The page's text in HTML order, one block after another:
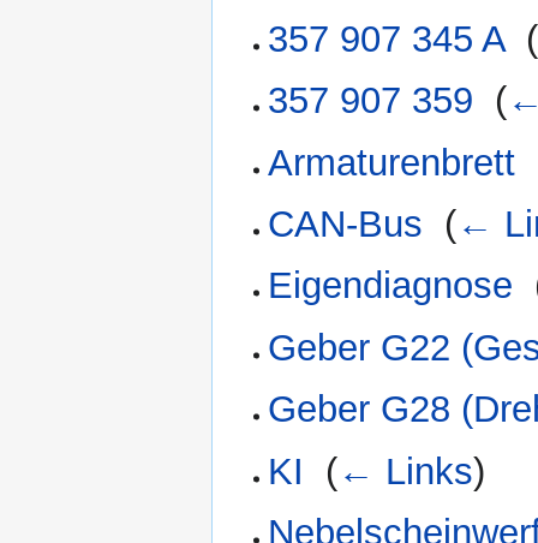
357 907 345 A‎ (
357 907 359 (
Armaturenbrett
CAN-Bus (←
Eigendiagnose
Geber G22
Geber G28
KI
(← Links)